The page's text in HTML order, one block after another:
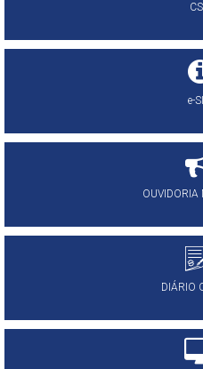
e-
OUVIDORIA
DIÁRIO